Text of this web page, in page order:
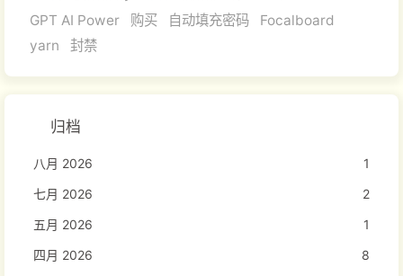
GPT AI Power
购买 自动填充密码
Focalboard
yarn
封禁
归档
八月 2026
1
七月 2026
2
五月 2026
1
四月 2026
8